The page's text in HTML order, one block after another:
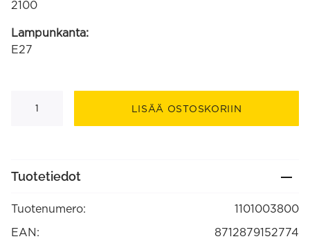
2100
Lampunkanta:
E27
Filament
T32x185,
himmennettävä
määrä
LISÄÄ OSTOSKORIIN
Tuotetiedot
Tuotenumero:
1101003800
EAN:
8712879152774